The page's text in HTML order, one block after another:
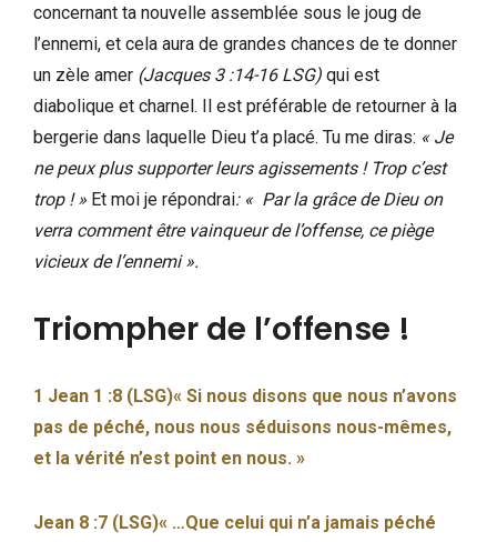
concernant ta nouvelle assemblée sous le joug de
l’ennemi, et cela aura de grandes chances de te donner
un zèle amer (Jacques 3 :14-16 LSG) qui est
diabolique et charnel. Il est préférable de retourner à la
bergerie dans laquelle Dieu t’a placé. Tu me diras: « Je
ne peux plus supporter leurs agissements ! Trop c’est
trop ! » Et moi je répondrai: « Par la grâce de Dieu on
verra comment être vainqueur de l’offense, ce piège
vicieux de l’ennemi ».
Triompher de l’offense !
1 Jean 1 :8 (LSG)« Si nous disons que nous n’avons
pas de péché, nous nous séduisons nous-mêmes,
et la vérité n’est point en nous. »
Jean 8 :7 (LSG)« …Que celui qui n’a jamais péché